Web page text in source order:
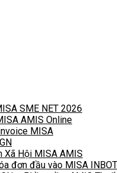
SME NET 2026
AMIS Online
MISA
Xã Hội MISA AMIS
đơn đầu vào MISA INBOT